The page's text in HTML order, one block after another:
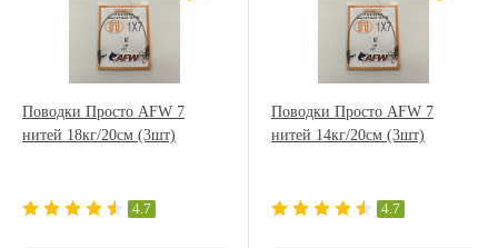
Поводки Просто AFW 7
нитей 18кг/20см (3шт)
4.7
Поводки Просто AFW 7
нитей 14кг/20см (3шт)
4.7